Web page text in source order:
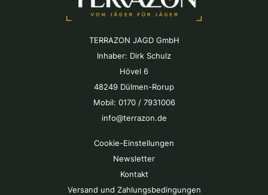
TERRAZON JAGD GmbH
Inhaber: Dirk Schulz
Hövel 6
48249 Dülmen-Rorup
Mobil: 0170 / 7931006
info@terrazon.de
Cookie-Einstellungen
Newsletter
Kontakt
Versand und Zahlungsbedingungen